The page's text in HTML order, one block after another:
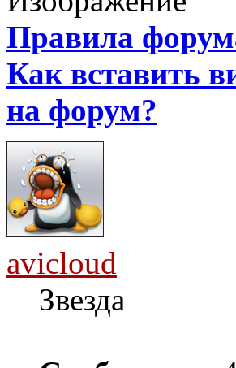
Правила
Как вставить
на форум?
avicloud
Звезда